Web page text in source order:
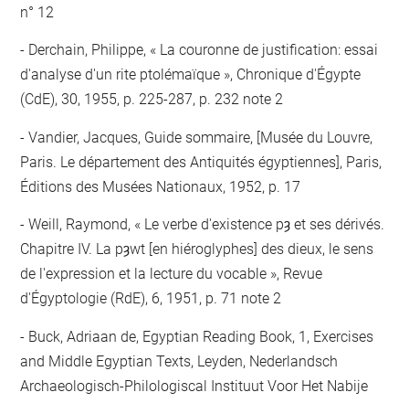
n° 12
Derchain, Philippe, « La couronne de justification: essai
d'analyse d'un rite ptolémaïque », Chronique d'Égypte
(CdE), 30, 1955, p. 225-287, p. 232 note 2
Vandier, Jacques, Guide sommaire, [Musée du Louvre,
Paris. Le département des Antiquités égyptiennes], Paris,
Éditions des Musées Nationaux, 1952, p. 17
Weill, Raymond, « Le verbe d'existence pȝ et ses dérivés.
Chapitre IV. La pȝwt [en hiéroglyphes] des dieux, le sens
de l'expression et la lecture du vocable », Revue
d'Égyptologie (RdE), 6, 1951, p. 71 note 2
Buck, Adriaan de, Egyptian Reading Book, 1, Exercises
and Middle Egyptian Texts, Leyden, Nederlandsch
Archaeologisch-Philologiscal Instituut Voor Het Nabije